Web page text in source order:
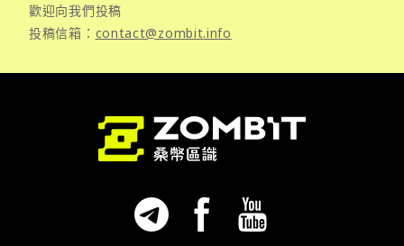
歡迎向我們投稿
投稿信箱： contact@zombit.info